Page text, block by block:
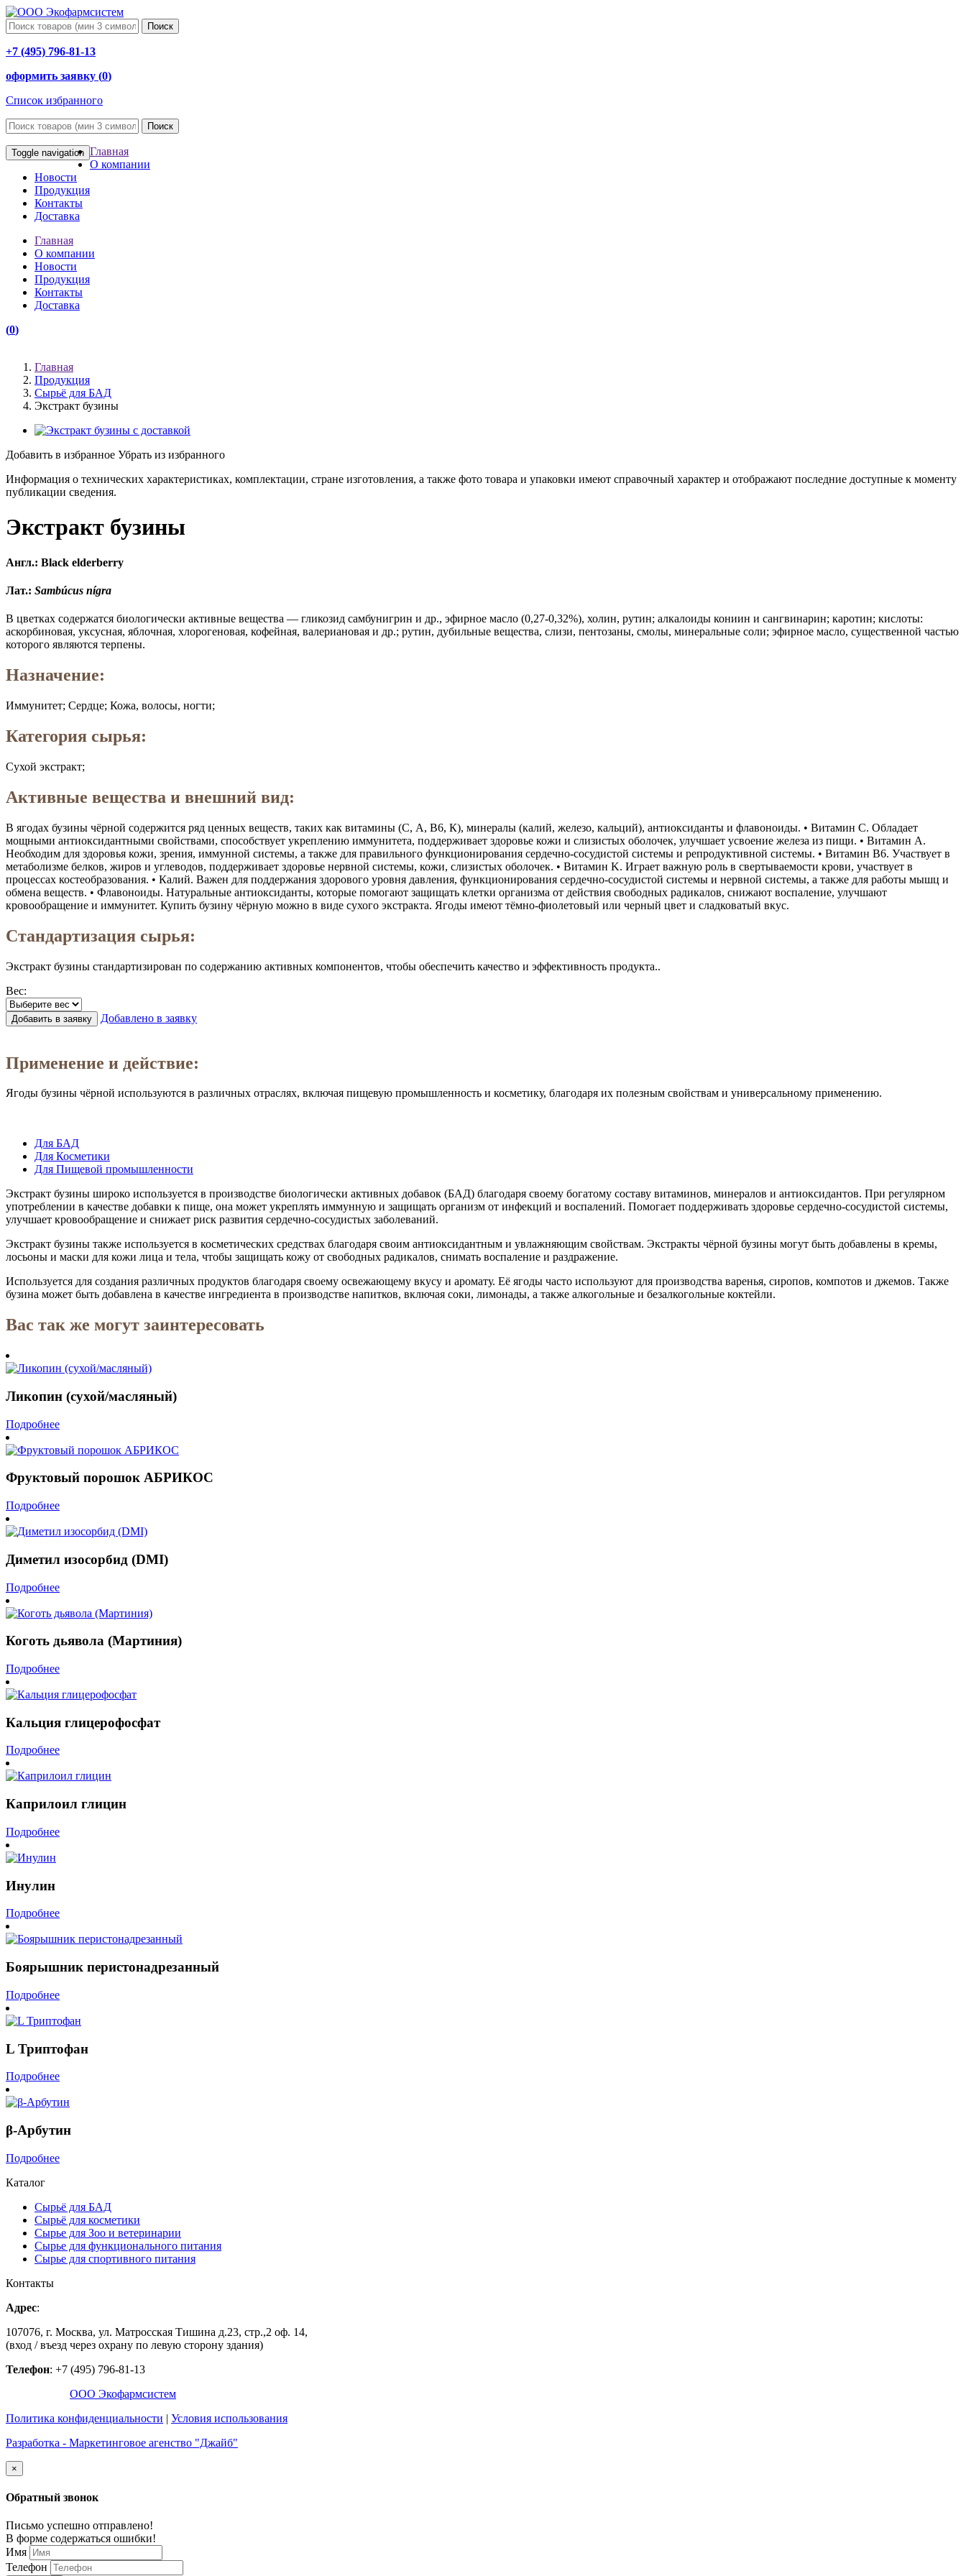
Поиск
+7 (495) 796-81-13
оформить заявку (0)
Список избранного
Поиск
Toggle navigation Главная
О компании
Новости
Продукция
Контакты
Доставка
Главная
О компании
Новости
Продукция
Контакты
Доставка
(0)
Главная
Продукция
Сырьё для БАД
Экстракт бузины
Добавить в избранное Убрать из избранного
Информация о технических характеристиках, комплектации, стране изготовления, а также фото товара и упаковки имеют справочный характер и отображают последние доступные к моменту
публикации сведения.
Экстракт бузины
Англ.: Black elderberry
Лат.: Sambúcus nígra
В цветках содержатся биологически активные вещества — гликозид самбунигрин и др., эфирное масло (0,27-0,32%), холин, рутин; алкалоиды кониин и сангвинарин; каротин; кислоты:
аскорбиновая, уксусная, яблочная, хлорогеновая, кофейная, валериановая и др.; рутин, дубильные вещества, слизи, пентозаны, смолы, минеральные соли; эфирное масло, существенной частью
которого являются терпены.
Назначение:
Иммунитет; Сердце; Кожа, волосы, ногти;
Категория сырья:
Сухой экстракт;
Активные вещества и внешний вид:
В ягодах бузины чёрной содержится ряд ценных веществ, таких как витамины (С, А, В6, К), минералы (калий, железо, кальций), антиоксиданты и флавоноиды. • Витамин С. Обладает
мощными антиоксидантными свойствами, способствует укреплению иммунитета, поддерживает здоровье кожи и слизистых оболочек, улучшает усвоение железа из пищи. • Витамин A.
Необходим для здоровья кожи, зрения, иммунной системы, а также для правильного функционирования сердечно-сосудистой системы и репродуктивной системы. • Витамин B6. Участвует в
метаболизме белков, жиров и углеводов, поддерживает здоровье нервной системы, кожи, слизистых оболочек. • Витамин K. Играет важную роль в свертываемости крови, участвует в
процессах костеобразования. • Калий. Важен для поддержания здорового уровня давления, функционирования сердечно-сосудистой системы и нервной системы, а также для работы мышц и
обмена веществ. • Флавоноиды. Натуральные антиоксиданты, которые помогают защищать клетки организма от действия свободных радикалов, снижают воспаление, улучшают
кровообращение и иммунитет. Купить бузину чёрную можно в виде сухого экстракта. Ягоды имеют тёмно-фиолетовый или черный цвет и сладковатый вкус.
Стандартизация сырья:
Экстракт бузины стандартизирован по содержанию активных компонентов, чтобы обеспечить качество и эффективность продукта..
Вес:
Добавить в заявку
Добавлено в заявку
Применение и действие:
Ягоды бузины чёрной используются в различных отраслях, включая пищевую промышленность и косметику, благодаря их полезным свойствам и универсальному применению.
Для БАД
Для Косметики
Для Пищевой промышленности
Экстракт бузины широко используется в производстве биологически активных добавок (БАД) благодаря своему богатому составу витаминов, минералов и антиоксидантов. При регулярном
употреблении в качестве добавки к пище, она может укреплять иммунную и защищать организм от инфекций и воспалений. Помогает поддерживать здоровье сердечно-сосудистой системы,
улучшает кровообращение и снижает риск развития сердечно-сосудистых заболеваний.
Экстракт бузины также используется в косметических средствах благодаря своим антиоксидантным и увлажняющим свойствам. Экстракты чёрной бузины могут быть добавлены в кремы,
лосьоны и маски для кожи лица и тела, чтобы защищать кожу от свободных радикалов, снимать воспаление и раздражение.
Используется для создания различных продуктов благодаря своему освежающему вкусу и аромату. Её ягоды часто используют для производства варенья, сиропов, компотов и джемов. Также
бузина может быть добавлена в качестве ингредиента в производстве напитков, включая соки, лимонады, а также алкогольные и безалкогольные коктейли.
Вас так же могут заинтересовать
Ликопин (сухой/масляный)
Подробнее
Фруктовый порошок АБРИКОС
Подробнее
Диметил изосорбид (DMI)
Подробнее
Коготь дьявола (Мартиния)
Подробнее
Кальция глицерофосфат
Подробнее
Каприлоил глицин
Подробнее
Инулин
Подробнее
Боярышник перистонадрезанный
Подробнее
L Триптофан
Подробнее
β-Арбутин
Подробнее
Каталог
Сырьё для БАД
Сырьё для косметики
Сырье для Зоо и ветеринарии
Сырье для функционального питания
Сырье для спортивного питания
Контакты
Адрес:
107076, г. Москва, ул. Матросская Тишина д.23, стр.,2 оф. 14,
(вход / въезд через охрану по левую сторону здания)
Телефон: +7 (495) 796-81-13
ООО Экофармсистем
Политика конфиденциальности | Условия использования
Разработка - Маркетинговое агенство "Джайб"
×
Обратный звонок
Письмо успешно отправлено!
В форме содержаться ошибки!
Имя
Телефон